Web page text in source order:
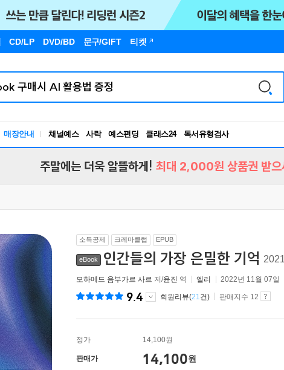
CD/LP DVD/BD 문구/GIFT 티켓
매장안내 채널예스 사락 예스펀딩 클래스24
독서유형검사
RBTI Lab
주말에는 더욱 알뜰하게! 최대 2,000원 상품권 받으
소득공제 크레마클럽 EPUB
eBook 인간들의 가장 은밀한 기억
모하메드 음부가르 사르 저/윤진 역 엘리 2022년 11월 07일
9.4 회원리뷰(21건) 판매지수 12
정가 14,100원
판매가 14,100원